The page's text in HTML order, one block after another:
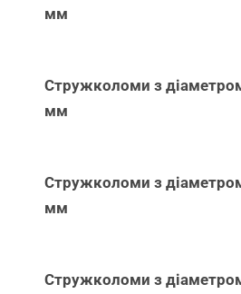
мм
Стружколоми з
мм
Стружколоми з
мм
Стружколоми з